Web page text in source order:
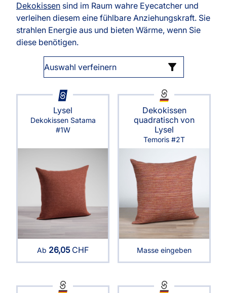
Dekokissen sind im Raum wahre Eyecatcher und
verleihen diesem eine fühlbare Anziehungskraft. Sie
strahlen Energie aus und bieten Wärme, wenn Sie
diese benötigen.
Auswahl verfeinern
Lysel
Dekokissen Satama
#1W
Ab 26,05CHF
Dekokissen
quadratisch von
Lysel
Temoris #2T
Masse eingeben